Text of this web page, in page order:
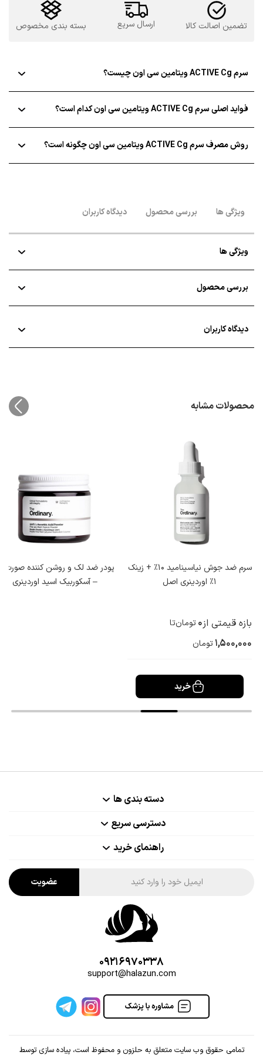
عدد
تضمین اصالت کالا ارسال سریع بسته بندی مخصوص
سرم ACTIVE Cg ویتامین سی اون چیست؟
فواید اصلی سرم ACTIVE Cg ویتامین سی اون کدام است؟
روش مصرف سرم ACTIVE Cg ویتامین سی اون چگونه است؟
ویژگی ها بررسی محصول دیدگاه کاربران
ویژگی ها
بررسی محصول
دیدگاه کاربران
محصولات مشابه
سرم ضد جوش نیاسینامید 10% + زینک
1% اوردینری اصل
بازه قیمتی از0تومانتا
1,500,000تومان
خرید
پودر ضد لک و روشن کننده صورت
– آسکوربیک اسید اوردینری
09216970338
support@halazun.com
دسته بندی ها
دسترسی سریع
راهنمای خرید
عضویت
تمامی حقوق وب سایت متعلق به حلزون و محفوظ است، پیاده سازی توسط